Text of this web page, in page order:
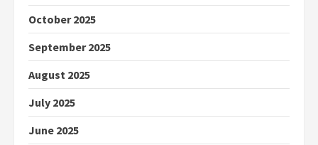
October 2025
September 2025
August 2025
July 2025
June 2025